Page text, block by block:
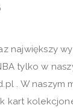
największy
tylko w
. W naszym
kart